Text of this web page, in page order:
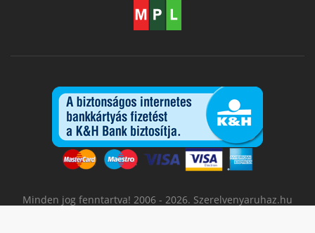
Minden jog fenntartva! 2006 - 2026. Szerelvenyaruhaz.hu